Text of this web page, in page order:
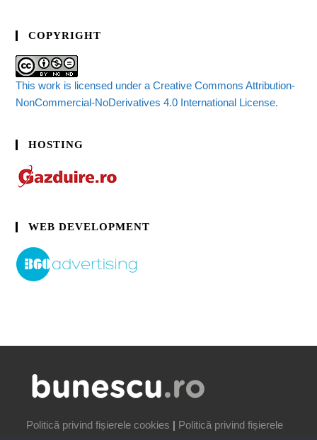
COPYRIGHT
This work is licensed under a Creative Commons Attribution-
NonCommercial-NoDerivatives 4.0 International License.
HOSTING
WEB DEVELOPMENT
Politică privind fișierele cookies | Politică privind fișierele